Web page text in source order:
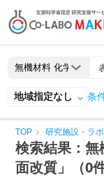
地域指定なし 条
TOP 研究施設・ラ
検索結果：
面改質」（0件